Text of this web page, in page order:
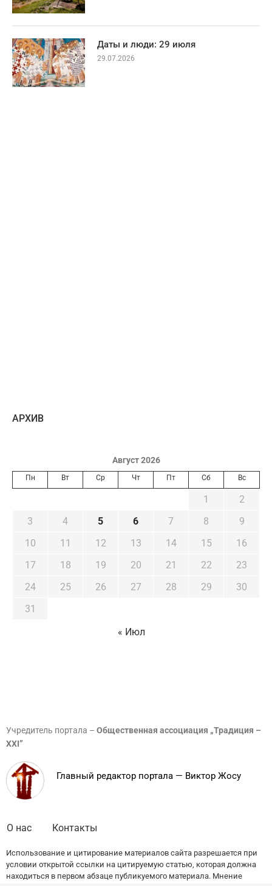
Даты и люди: 29 июля
29.07.2026
AРХИВ
Август 2026
Пн Вт Ср Чт Пт Сб Вс
1
2
3
4 5 6 7 8
9
10
11 12 13 14 15
16
17
18 19 20 21 22
23
24
25 26 27 28 29
30
31
« Июл
Учредитель портала – Общественная ассоциация „Традиция –
XXI”
Главный редактор портала — Виктор Жосу
О нас Контакты
Использование и цитирование материалов сайта разрешается при
условии открытой ссылки на цитируемую статью, которая должна
находиться в первом абзаце публикуемого материала. Мнение